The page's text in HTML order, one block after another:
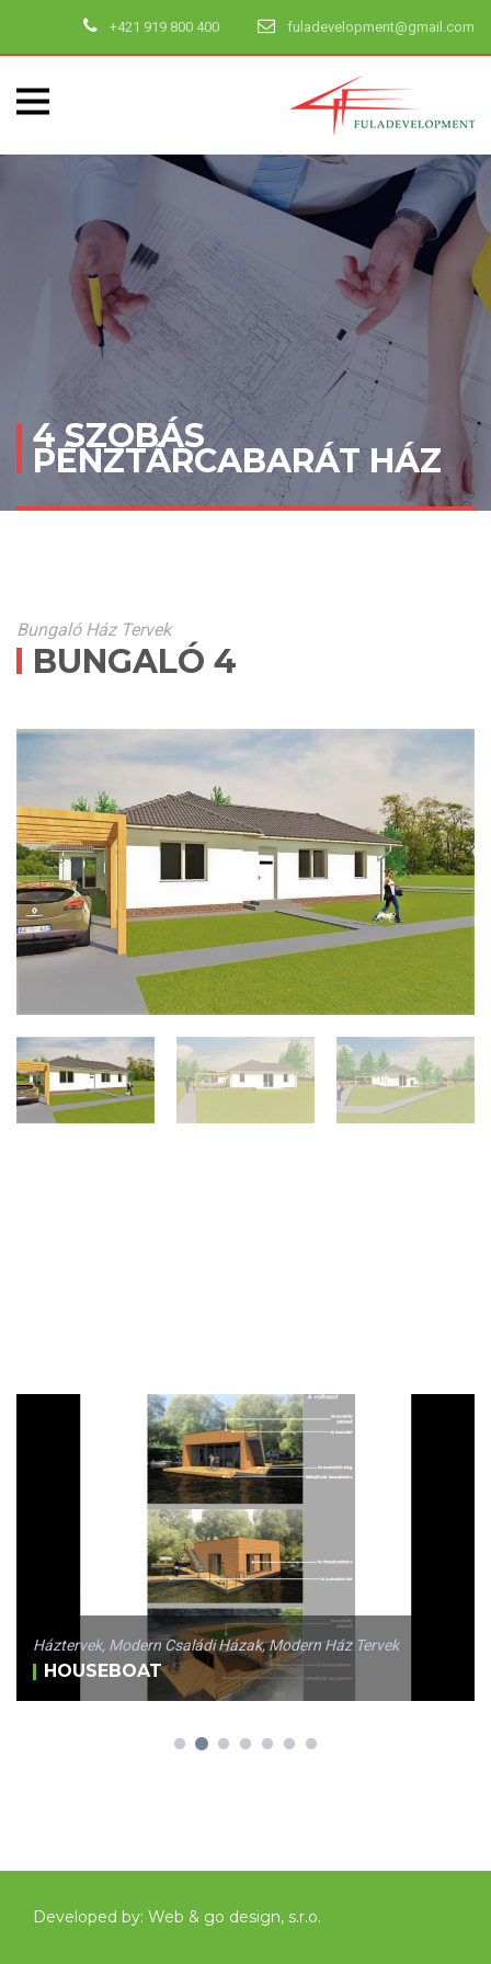
+421 919 800 400 fuladevelopment@gmail.com
4 SZOBÁS
PÉNZTÁRCABARÁT HÁZ
Bungaló Ház Tervek
BUNGALÓ 4
Háztervek, Modern Családi Házak,Modern Ház Tervek
HOUSEBOAT
Developed by: Web & go design, s.r.o.